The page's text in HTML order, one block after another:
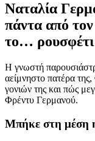
Ναταλία
πάντα από
το… ρουσφέτι
Η γνωστή
αείμνηστο πατέρα
γονιών της και πώς
Φρέντυ Γερμανού.
Μπήκε στη μέση η